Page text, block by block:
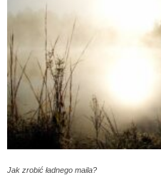
Jak zrobić ładnego maila?